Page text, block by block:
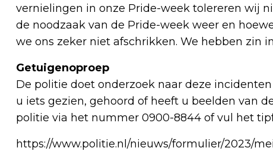
vernielingen in onze Pride-week tolereren wij
de noodzaak van de Pride-week weer en
we ons zeker niet afschrikken. We hebben zin
Getuigenoproep
De politie doet onderzoek naar deze
u iets gezien, gehoord of heeft u beelden van
politie via het nummer 0900-8844 of vul het
https://www.politie.nl/nieuws/formulier/2023/